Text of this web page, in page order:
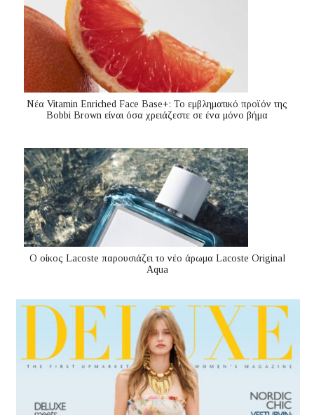
Nέα Vitamin Enriched Face Base+: Το εμβληματικό προϊόν της
Bobbi Brown είναι όσα χρειάζεστε σε ένα μόνο βήμα
Ο οίκος Lacoste παρουσιάζει το νέο άρωμα Lacoste Original
Aqua